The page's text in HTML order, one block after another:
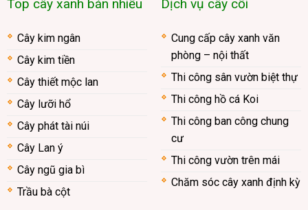
Top cây xanh bán nhiều
Cây kim ngân
Cây kim tiền
Cây thiết mộc lan
Cây lưỡi hổ
Cây phát tài núi
Cây Lan ý
Cây ngũ gia bì
Trầu bà cột
Dịch vụ cây cối
Cung cấp cây xanh văn
phòng – nội thất
Thi công sân vườn biệt thự
Thi công hồ cá Koi
Thi công ban công chung
cư
Thi công vườn trên mái
Chăm sóc cây xanh định kỳ